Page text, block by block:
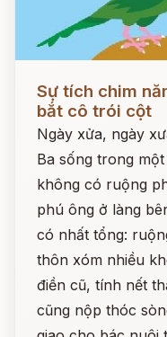
Sự tích chim
bắt cô trói cột
Ngày xửa, ngày
Ba sống trong
không có ruộng
phú ông ở làng
có nhất tổng:
thôn xóm nhiều
điền cũ, tính nết
cũng nộp thóc